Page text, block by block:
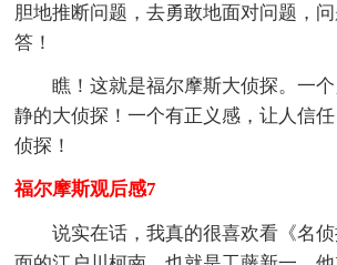
胆地推断问题，去勇敢地面对问题，
答！
瞧！这就是福尔摩斯大侦探。一
静的大侦探！一个有正义感，让人信
侦探！
福尔摩斯观后感7
说实在话，我真的很喜欢看《名